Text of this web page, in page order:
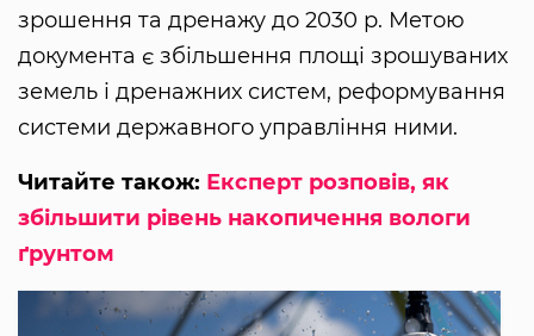
зрошення та дренажу до 2030 р. Метою
документа є збільшення площі зрошуваних
земель і дренажних систем, реформування
системи державного управління ними.
Читайте також: Експерт розповів, як
збільшити рівень накопичення вологи
ґрунтом